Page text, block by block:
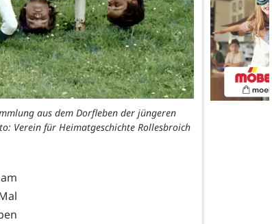
aus dem Dorfleben der jüngeren
Verein für Heimatgeschichte Rollesbroich